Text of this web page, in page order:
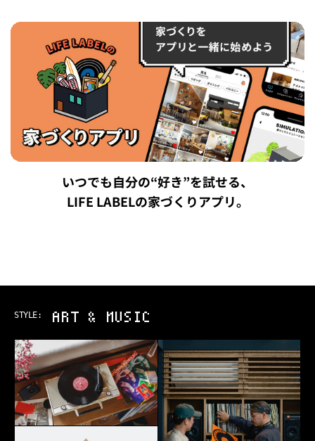
いつでも自分の“好き”を試せる、
LIFE LABELの家づくりアプリ。
STYLE: OUTDOOR